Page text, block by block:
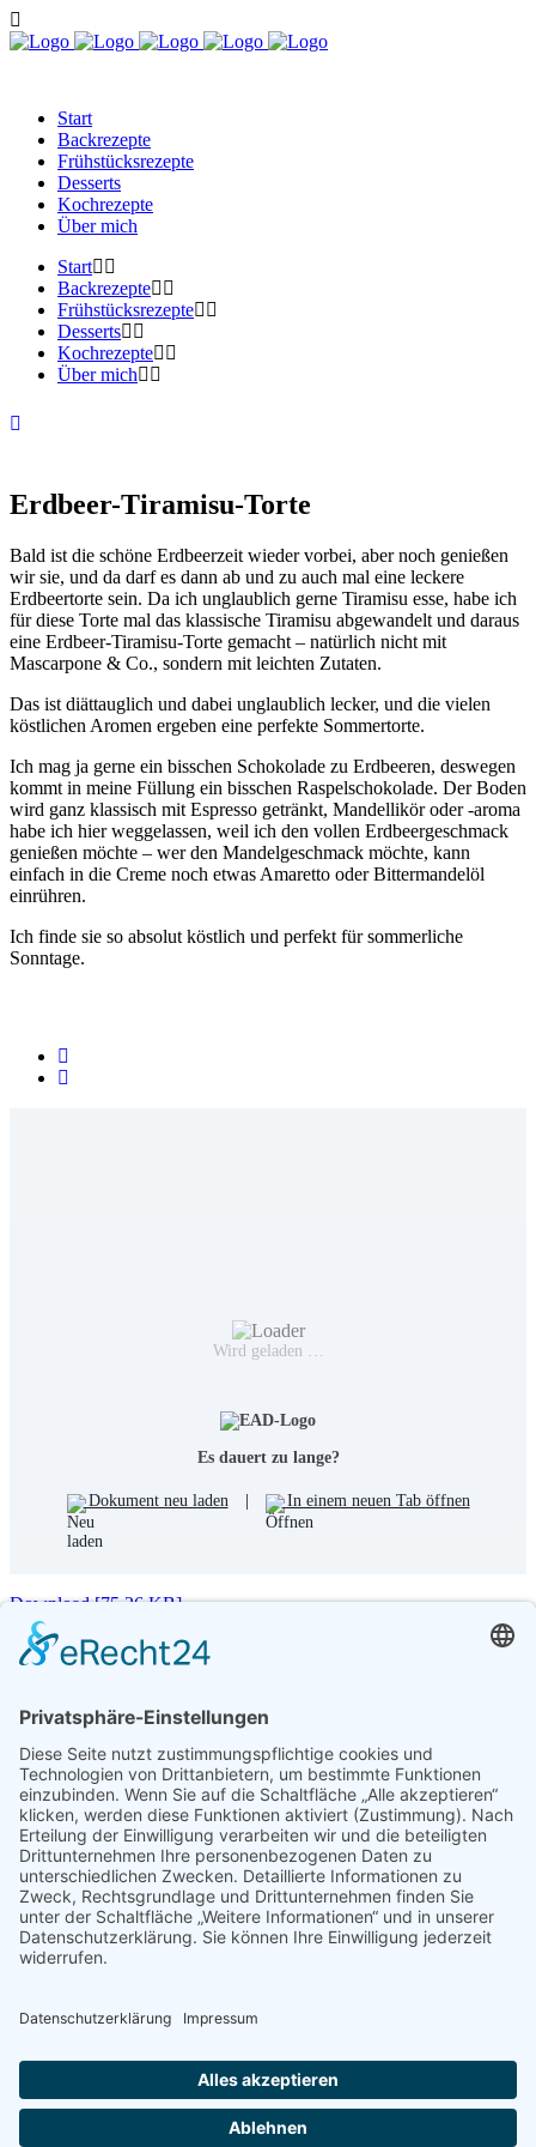
Start
Backrezepte
Frühstücksrezepte
Desserts
Kochrezepte
Über mich
Start
Backrezepte
Frühstücksrezepte
Desserts
Kochrezepte
Über mich
Erdbeer-Tiramisu-Torte
Bald ist die schöne Erdbeerzeit wieder vorbei, aber noch genießen
wir sie, und da darf es dann ab und zu auch mal eine leckere
Erdbeertorte sein. Da ich unglaublich gerne Tiramisu esse, habe ich
für diese Torte mal das klassische Tiramisu abgewandelt und daraus
eine Erdbeer-Tiramisu-Torte gemacht – natürlich nicht mit
Mascarpone & Co., sondern mit leichten Zutaten.
Das ist diättauglich und dabei unglaublich lecker, und die vielen
köstlichen Aromen ergeben eine perfekte Sommertorte.
Ich mag ja gerne ein bisschen Schokolade zu Erdbeeren, deswegen
kommt in meine Füllung ein bisschen Raspelschokolade. Der Boden
wird ganz klassisch mit Espresso getränkt, Mandellikör oder -aroma
habe ich hier weggelassen, weil ich den vollen Erdbeergeschmack
genießen möchte – wer den Mandelgeschmack möchte, kann
einfach in die Creme noch etwas Amaretto oder Bittermandelöl
einrühren.
Ich finde sie so absolut köstlich und perfekt für sommerliche
Sonntage.
Wird geladen …
Es dauert zu lange?
Dokument neu laden | In einem neuen Tab öffnen
Download [75.26 KB]
Frowinias Küche
Backrezepte
Frühstücksrezepte
Desserts
Kochrezepte
Datenschutz
Folge mir: